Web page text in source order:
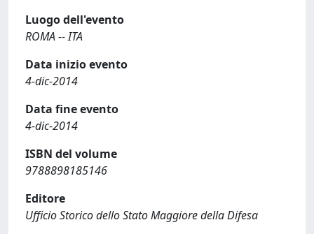
Luogo dell'evento
ROMA -- ITA
Data inizio evento
4-dic-2014
Data fine evento
4-dic-2014
ISBN del volume
9788898185146
Editore
Ufficio Storico dello Stato Maggiore della Difesa